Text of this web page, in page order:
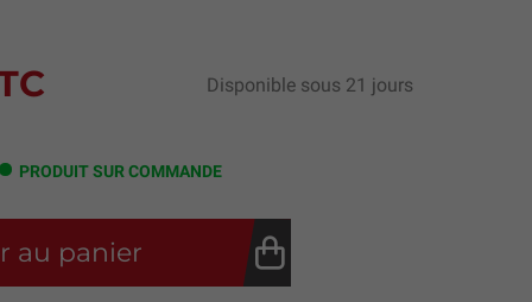
Disponible sous 21 jours
PRODUIT SUR COMMANDE
au panier